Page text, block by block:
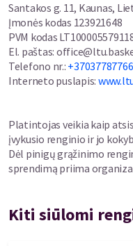
Santakos g. 11, Kaunas,
Įmonės kodas 123921648
PVM kodas
El. paštas:
Telefono nr.: +37037787766
Interneto puslapis:
Platintojas veikia kaip
įvykusio renginio ir jo
Dėl pinigų grąžinimo
sprendimą priima
Kiti siūlomi